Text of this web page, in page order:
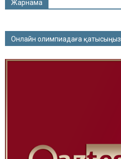
Жарнама
Онлайн олимпиадаға қатысыңыз